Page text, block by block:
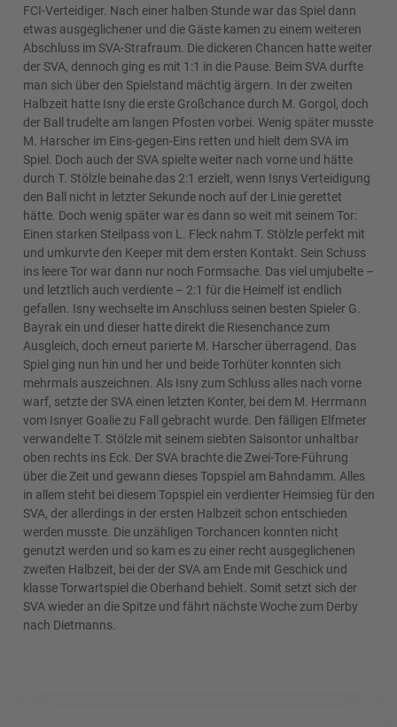
FCI-Verteidiger. Nach einer halben Stunde war das Spiel dann
etwas ausgeglichener und die Gäste kamen zu einem weiteren
Abschluss im SVA-Strafraum. Die dickeren Chancen hatte weiter
der SVA, dennoch ging es mit 1:1 in die Pause. Beim SVA durfte
man sich über den Spielstand mächtig ärgern. In der zweiten
Halbzeit hatte Isny die erste Großchance durch M. Gorgol, doch
der Ball trudelte am langen Pfosten vorbei. Wenig später musste
M. Harscher im Eins-gegen-Eins retten und hielt dem SVA im
Spiel. Doch auch der SVA spielte weiter nach vorne und hätte
durch T. Stölzle beinahe das 2:1 erzielt, wenn Isnys Verteidigung
den Ball nicht in letzter Sekunde noch auf der Linie gerettet
hätte. Doch wenig später war es dann so weit mit seinem Tor:
Einen starken Steilpass von L. Fleck nahm T. Stölzle perfekt mit
und umkurvte den Keeper mit dem ersten Kontakt. Sein Schuss
ins leere Tor war dann nur noch Formsache. Das viel umjubelte –
und letztlich auch verdiente – 2:1 für die Heimelf ist endlich
gefallen. Isny wechselte im Anschluss seinen besten Spieler G.
Bayrak ein und dieser hatte direkt die Riesenchance zum
Ausgleich, doch erneut parierte M. Harscher überragend. Das
Spiel ging nun hin und her und beide Torhüter konnten sich
mehrmals auszeichnen. Als Isny zum Schluss alles nach vorne
warf, setzte der SVA einen letzten Konter, bei dem M. Herrmann
vom Isnyer Goalie zu Fall gebracht wurde. Den fälligen Elfmeter
verwandelte T. Stölzle mit seinem siebten Saisontor unhaltbar
oben rechts ins Eck. Der SVA brachte die Zwei-Tore-Führung
über die Zeit und gewann dieses Topspiel am Bahndamm. Alles
in allem steht bei diesem Topspiel ein verdienter Heimsieg für den
SVA, der allerdings in der ersten Halbzeit schon entschieden
werden musste. Die unzähligen Torchancen konnten nicht
genutzt werden und so kam es zu einer recht ausgeglichenen
zweiten Halbzeit, bei der der SVA am Ende mit Geschick und
klasse Torwartspiel die Oberhand behielt. Somit setzt sich der
SVA wieder an die Spitze und fährt nächste Woche zum Derby
nach Dietmanns.